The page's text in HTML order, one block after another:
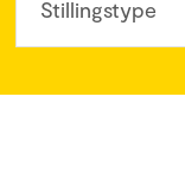
Stillingstype